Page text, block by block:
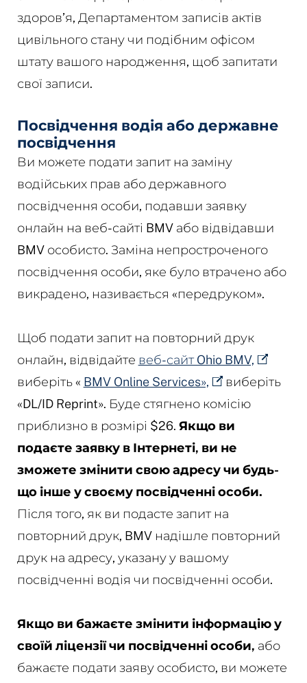
здоров’я, Департаментом записів актів
цивільного стану чи подібним офісом
штату вашого народження, щоб запитати
свої записи.
Посвідчення водія або державне
посвідчення
Ви можете подати запит на заміну
водійських прав або державного
посвідчення особи, подавши заявку
онлайн на веб-сайті BMV або відвідавши
BMV особисто. Заміна непростроченого
посвідчення особи, яке було втрачено або
викрадено, називається «передруком».
Щоб подати запит на повторний друк
онлайн, відвідайте веб-сайт Ohio BMV,
виберіть « BMV Online Services»,
виберіть
«DL/ID Reprint». Буде стягнено комісію
приблизно в розмірі $26. Якщо ви
подаєте заявку в Інтернеті, ви не
зможете змінити свою адресу чи будь-
що інше у своєму посвідченні особи.
Після того, як ви подасте запит на
повторний друк, BMV надішле повторний
друк на адресу, указану у вашому
посвідченні водія чи посвідченні особи.
Якщо ви бажаєте змінити інформацію у
своїй ліцензії чи посвідченні особи, або
бажаєте подати заяву особисто, ви можете